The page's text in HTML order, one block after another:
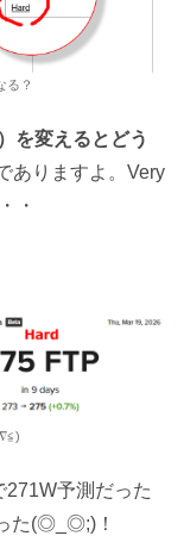
る？
を変えるとどう
ありますよ。Very
・
271W予測だった
た(◎_◎;)！